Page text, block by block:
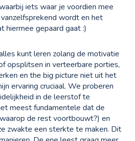
iets waar je voordien mee
wordt en het
hiermee gepaard gaat :)
kunt leren zolang de motivatie
opsplitsen in verteerbare porties,
en the big picture niet uit het
ervaring cruciaal. We proberen
in de leerstof te
meest fundamentele dat de
de rest voortbouwt?) en
zwakte een sterkte te maken. Dit